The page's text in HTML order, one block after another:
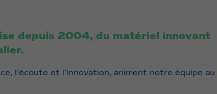
depuis 2004, du matériel innovant
l’écoute et l’innovation, animent notre équipe au